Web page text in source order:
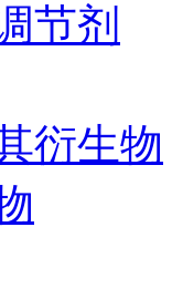
节剂
衍生物